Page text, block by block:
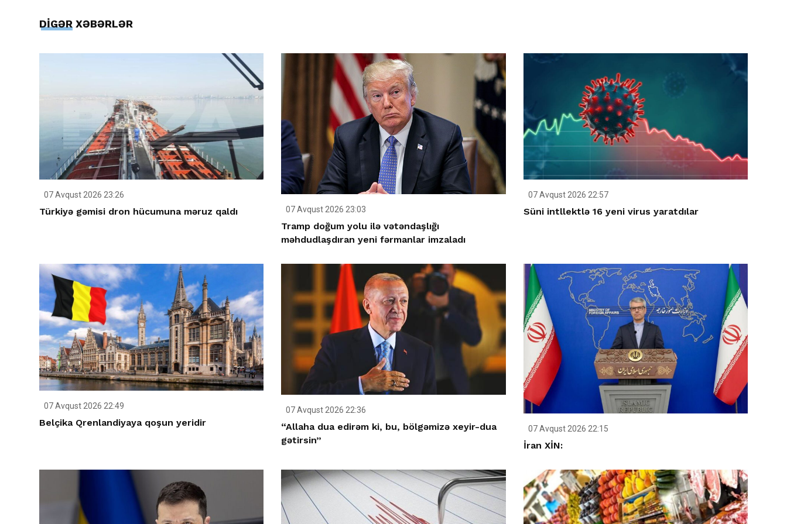
DİGƏR XƏBƏRLƏR
07 Avqust 2026 23:26
Türkiyə gəmisi dron hücumuna məruz qaldı 07 Avqust 2026 23:03
Tramp doğum yolu ilə vətəndaşlığı
məhdudlaşdıran yeni fərmanlar imzaladı
07 Avqust 2026 22:57
Süni intllektlə 16 yeni virus yaratdılar
07 Avqust 2026 22:49
Belçika Qrenlandiyaya qoşun yeridir
07 Avqust 2026 22:36
“Allaha dua edirəm ki, bu, bölgəmizə xeyir-dua
gətirsin”
07 Avqust 2026 22:15
İran XİN: